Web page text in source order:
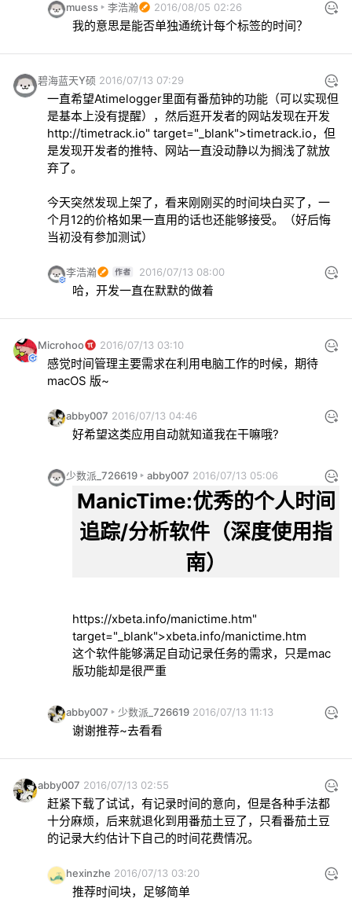
muess 李浩瀚 2016/08/05 02:26
我的意思是能否单独通统计每个标签的时间？
碧海蓝天Y硕 2016/07/13 07:29
一直希望Atimelogger里面有番茄钟的功能（可以实现但
是基本上没有提醒），然后逛开发者的网站发现在开发
http://timetrack.io" target="_blank">timetrack.io，但
是发现开发者的推特、网站一直没动静以为搁浅了就放
弃了。
今天突然发现上架了，看来刚刚买的时间块白买了，一
个月12的价格如果一直用的话也还能够接受。（好后悔
当初没有参加测试）
李浩瀚 2016/07/13 08:00
哈，开发一直在默默的做着
Microhoo 2016/07/13 03:10
感觉时间管理主要需求在利用电脑工作的时候，期待
macOS 版~
abby007 2016/07/13 04:46
好希望这类应用自动就知道我在干嘛哦?
少数派_726619 abby007 2016/07/13 05:06
ManicTime:优秀的个人时间
追踪/分析软件（深度使用指
南）
https://xbeta.info/manictime.htm"
target="_blank">xbeta.info/manictime.htm
这个软件能够满足自动记录任务的需求，只是mac
版功能却是很严重
abby007 少数派_726619 2016/07/13 11:13
谢谢推荐~去看看
abby007 2016/07/13 02:55
赶紧下载了试试，有记录时间的意向，但是各种手法都
十分麻烦，后来就退化到用番茄土豆了，只看番茄土豆
的记录大约估计下自己的时间花费情况。
hexinzhe 2016/07/13 03:20
推荐时间块，足够简单